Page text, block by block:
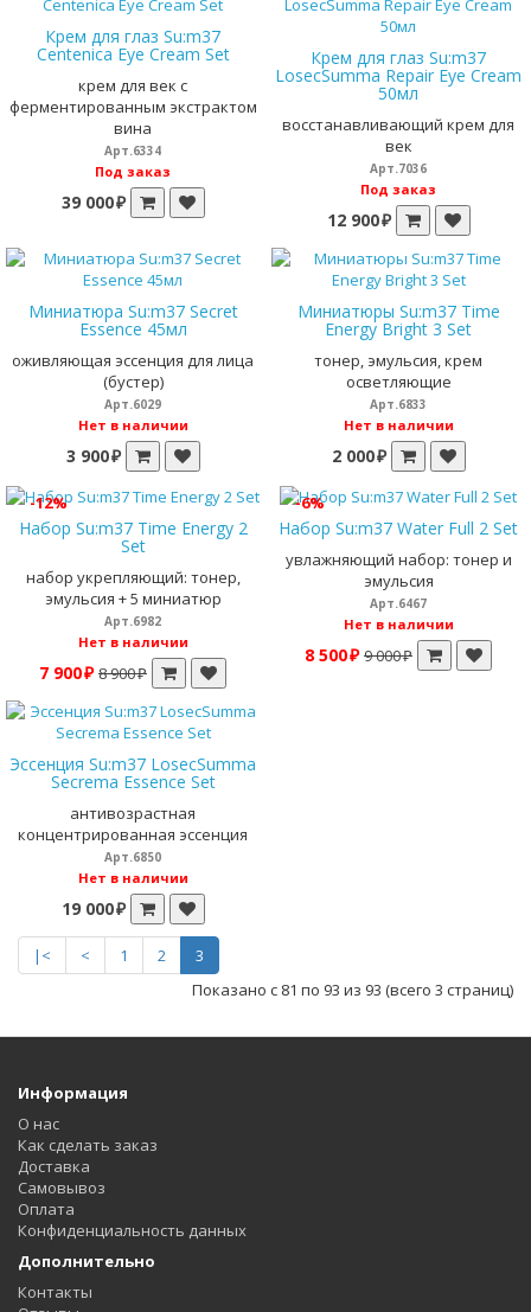
Крем для глаз Su:m37
Centenica Eye Cream Set
крем для век с
ферментированным экстрактом
вина
Арт.6334
Под заказ
39 000 ₽
Крем для глаз Su:m37
LosecSumma Repair Eye Cream
50мл
восстанавливающий крем для
век
Арт.7036
Под заказ
12 900 ₽
Миниатюра Su:m37 Secret
Essence 45мл
оживляющая эссенция для лица
(бустер)
Арт.6029
Нет в наличии
3 900 ₽
Миниатюры Su:m37 Time
Energy Bright 3 Set
тонер, эмульсия, крем
осветляющие
Арт.6833
Нет в наличии
2 000 ₽
-12%
Набор Su:m37 Time Energy 2
Set
набор укрепляющий: тонер,
эмульсия + 5 миниатюр
Арт.6982
Нет в наличии
7 900 ₽ 8 900 ₽
-6%
Набор Su:m37 Water Full 2 Set
увлажняющий набор: тонер и
эмульсия
Арт.6467
Нет в наличии
8 500 ₽ 9 000 ₽
Эссенция Su:m37 LosecSumma
Secrema Essence Set
антивозрастная
концентрированная эссенция
Арт.6850
Нет в наличии
19 000 ₽
|< < 1 2
3
Показано с 81 по 93 из 93 (всего 3 страниц)
Информация
О нас
Как сделать заказ
Доставка
Самовывоз
Оплата
Конфиденциальность данных
Дополнительно
Контакты